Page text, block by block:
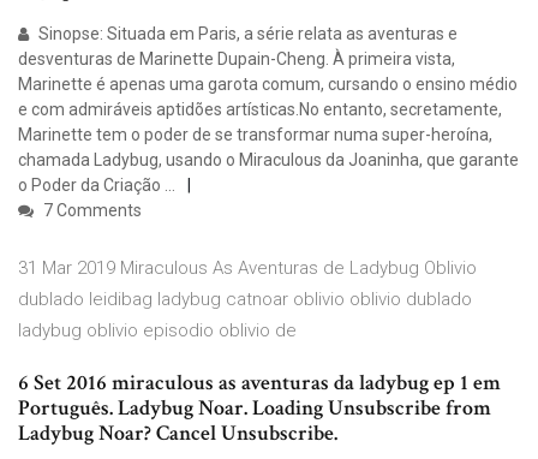
Sinopse: Situada em Paris, a série relata as aventuras e
desventuras de Marinette Dupain-Cheng. À primeira vista,
Marinette é apenas uma garota comum, cursando o ensino médio
e com admiráveis aptidões artísticas.No entanto, secretamente,
Marinette tem o poder de se transformar numa super-heroína,
chamada Ladybug, usando o Miraculous da Joaninha, que garante
o Poder da Criação …
7 Comments
31 Mar 2019 Miraculous As Aventuras de Ladybug Oblivio
dublado leidibag ladybug catnoar oblivio oblivio dublado
ladybug oblivio episodio oblivio de
6 Set 2016 miraculous as aventuras da ladybug ep 1 em
Português. Ladybug Noar. Loading Unsubscribe from
Ladybug Noar? Cancel Unsubscribe.